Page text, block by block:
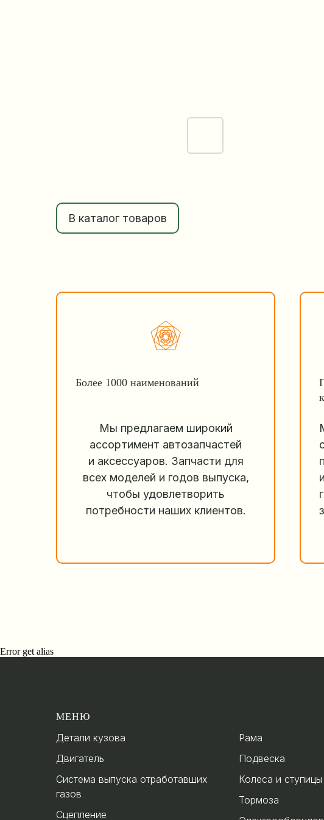
В каталог товаров
Более 1000 наименований
Мы предлагаем широкий
ассортимент автозапчастей
и аксессуаров. Запчасти для
всех моделей и годов выпуска,
чтобы удовлетворить
потребности наших клиентов.
Error get alias
МЕНЮ
Детали кузова
Двигатель
Система выпуска отработавших
газов
Сцепление
Рама
Подвеска
Колеса и ступицы
Тормоза